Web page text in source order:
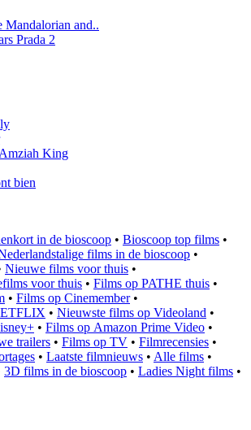
Mandalorian and..
Prada 2
King
bien
in de bioscoop • Bioscoop top films •
films in de bioscoop •
Nieuwe films voor thuis •
voor thuis • Films op PATHE thuis •
• Films op Cinemember•
• Nieuwste films op Videoland •
• Films op Amazon Prime Video •
trailers • Films op TV • Filmrecensies •
• Laatste filmnieuws • Alle films •
3D films in de bioscoop • Ladies Night films •